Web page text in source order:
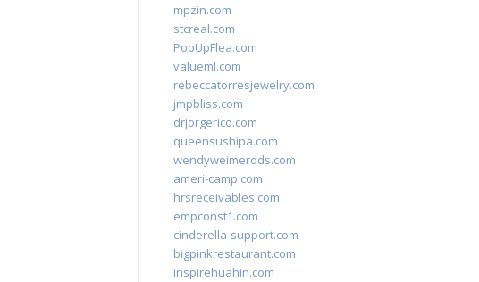
mpzin.com
stcreal.com
PopUpFlea.com
valueml.com
rebeccatorresjewelry.com
jmpbliss.com
drjorgerico.com
queensushipa.com
wendyweimerdds.com
ameri-camp.com
hrsreceivables.com
empconst1.com
cinderella-support.com
bigpinkrestaurant.com
inspirehuahin.com